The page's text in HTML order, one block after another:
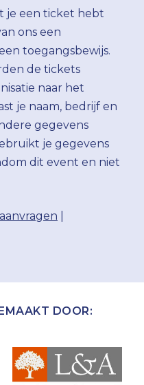
je een ticket hebt
ons een
toegangsbewijs.
de tickets
naar het
je naam, bedrijf en
gegevens
je gegevens
dit event en niet
DOOR: